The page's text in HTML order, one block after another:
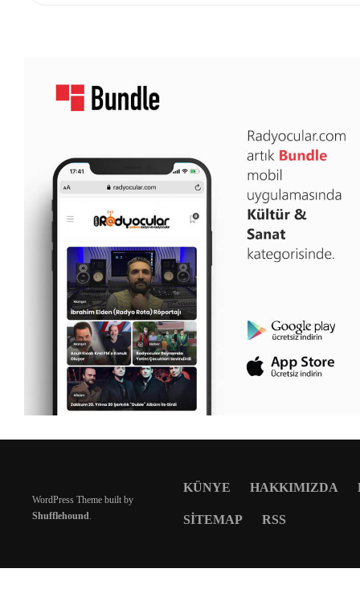
WordPress Theme built by
Shufflehound
KÜNYE HAKKIMIZDA
SITEMAP RSS